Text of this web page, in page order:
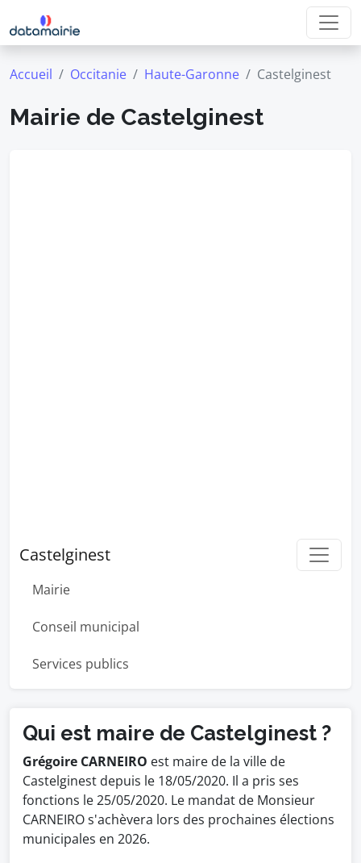
Accueil Occitanie Haute-Garonne Castelginest
Mairie de Castelginest
Castelginest
Mairie
Conseil municipal
Services publics
Qui est maire de Castelginest ?
Grégoire CARNEIRO est maire de la ville de
Castelginest depuis le 18/05/2020. Il a pris ses
fonctions le 25/05/2020. Le mandat de Monsieur
CARNEIRO s'achèvera lors des prochaines élections
municipales en 2026.